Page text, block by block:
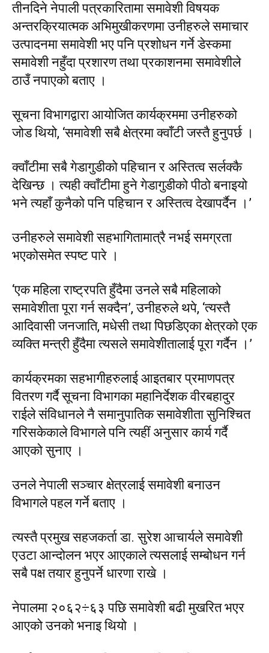
तीनदिने नेपाली पत्रकारितामा समावेशी विषयक
अन्तरक्रियात्मक अभिमुखीकरणमा उनीहरुले समाचार
उत्पादनमा समावेशी भए पनि प्रशोधन गर्ने डेस्कमा
समावेशी नहुँदा प्रशारण तथा प्रकाशनमा समावेशीले
ठाउँ नपाएको बताए ।
सूचना विभागद्वारा आयोजित कार्यक्रममा उनीहरुको
जोड थियो, ‘समावेशी सबै क्षेत्रमा क्वाँटी जस्तै हुनुपर्छ ।
क्वाँटीमा सबै गेडागुडीको पहिचान र अस्तित्व सर्लक्कै
देखिन्छ । त्यही क्वाँटीमा हुने गेडागुडीको पीठो बनाइयो
भने त्यहाँ कुनैको पनि पहिचान र अस्तित्व देखापर्दैन ।’
उनीहरुले समावेशी सहभागितामात्रै नभई समग्रता
भएकोसमेत स्पष्ट पारे ।
‘एक महिला राष्ट्रपति हुँदैमा उनले सबै महिलाको
समावेशीता पूरा गर्न सक्दैन’, उनीहरुले थपे, ‘त्यस्तै
आदिवासी जनजाति, मधेसी तथा पिछडिएका क्षेत्रको एक
व्यक्ति मन्त्री हुँदैमा त्यसले समावेशीतालाई पूरा गर्दैन ।’
कार्यक्रमका सहभागीहरुलाई आइतबार प्रमाणपत्र
वितरण गर्दै सूचना विभागका महानिर्देशक वीरबहादुर
राईले संविधानले नै समानुपातिक समावेशीता सुनिश्चित
गरिसकेकाले विभागले पनि त्यहीं अनुसार कार्य गर्दै
आएको सुनाए ।
उनले नेपाली सञ्चार क्षेत्रलाई समावेशी बनाउन
विभागले पहल गर्ने बताए ।
त्यस्तै प्रमुख सहजकर्ता डा. सुरेश आचार्यले समावेशी
एउटा आन्दोलन भएर आएकाले त्यसलाई सम्बोधन गर्न
सबै पक्ष तयार हुनुपर्ने धारणा राखे ।
नेपालमा २०६२÷६३ पछि समावेशी बढी मुखरित भएर
आएको उनको भनाइ थियो ।